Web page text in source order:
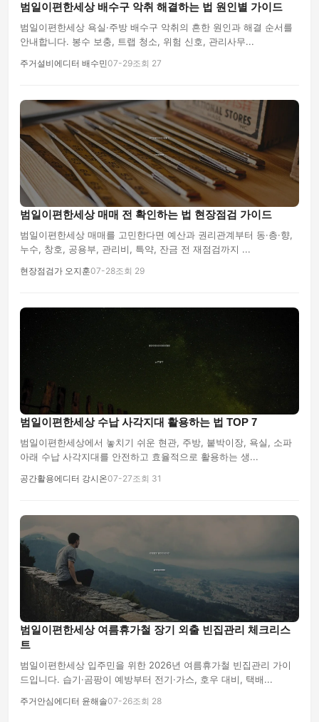
범일이편한세상 배수구 악취 해결하는 법 원인별 가이드
범일이편한세상 욕실·주방 배수구 악취의 흔한 원인과 해결 순서를
안내합니다. 봉수 보충, 트랩 청소, 위험 신호, 관리사무...
주거설비에디터 배수민07-29조회 27
범일이편한세상 매매 전 확인하는 법 현장점검 가이드
범일이편한세상 매매를 고민한다면 예산과 권리관계부터 동·층·향,
누수, 창호, 공용부, 관리비, 특약, 잔금 전 재점검까지 ...
현장점검가 오지훈07-28조회 29
범일이편한세상 수납 사각지대 활용하는 법 TOP 7
범일이편한세상에서 놓치기 쉬운 현관, 주방, 붙박이장, 욕실, 소파
아래 수납 사각지대를 안전하고 효율적으로 활용하는 생...
공간활용에디터 강시온07-27조회 31
범일이편한세상 여름휴가철 장기 외출 빈집관리 체크리스
트
범일이편한세상 입주민을 위한 2026년 여름휴가철 빈집관리 가이
드입니다. 습기·곰팡이 예방부터 전기·가스, 호우 대비, 택배...
주거안심에디터 윤해솔07-26조회 28